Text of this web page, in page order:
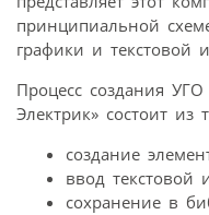
принципиальной
графики и текстовой
Процесс создания
Электрик» состоит из
создание
ввод текстовой
сохранение в